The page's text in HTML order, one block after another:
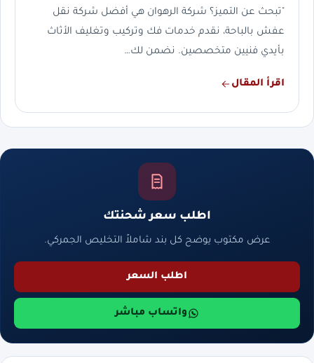
"تبحث عن التميز؟ شركة الرهوان هي أفضل شركة نقل
عفش بالباحة، نقدم خدمات فك وتركيب وتغليف الأثاث
بأيدي فنيين متخصصين. نضمن لك…
اقرأ المقال
اطلب سعر شحنتك
عرض مكتوب يوضح كل بند شاملاً التخليص الجمركي.
اطلب السعر
واتساب مباشر